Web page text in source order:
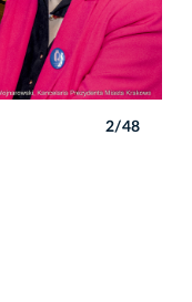
2/48